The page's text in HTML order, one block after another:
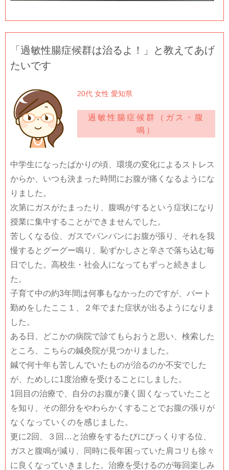
「過敏性腸症候群は治るよ！」と教えてあげ
たいです
20代 女性 愛知県
過敏性腸症候群（ガス・腹
鳴）
中学生になったばかりの頃、環境の変化によるストレス
からか、いつも決まった時間にお腹が痛くなるようにな
りました。
次第にガスがたまったり、腹鳴がするという症状になり
授業に集中することができませんでした。
苦しくなる位、ガスでパンパンにお腹が張り、それを我
慢するとグーグー鳴り、恥ずかしさと辛さで落ち込む毎
日でした。高校生・社会人になってもずっと続きまし
た。
子育て中の約3年間は何事もなかったのですが、パート
勤めをしたここ１、２年でまた症状が出るようになりま
した。
ある日、どこかの病院で診てもらおうと思い、検索した
ところ、こちらの鍼灸院が見つかりました。
鍼で何十年も苦しんでいたものが治るのか不安でした
が、ためしに1度治療を受けることにしました。
1回目の治療で、自分のお腹が凄く固くなっていたこと
を知り、その部分をやわらかくすることでお腹の張りが
なくなっていくのを感じました。
更に2回、３回…と治療をするたびにびっくりする位、
ガスと腹鳴が減り、同時に長年困っていた肩コリも徐々
に良くなっていきました。治療を受けるのが毎回楽しみ